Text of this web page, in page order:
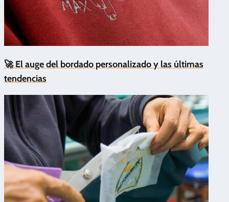
🚀 El auge del bordado personalizado y las últimas
tendencias